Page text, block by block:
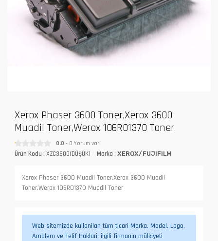
Xerox Phaser 3600 Toner,Xerox 3600
Muadil Toner,Werox 106R01370 Toner
0.0 - 0 Yorum var.
Ürün Kodu : XZC3600(DÜŞÜK) Marka : XEROX/FUJIFILM
Xerox Phaser 3600 Muadil Toner,Xerox 3600 Muadil
Toner,Werox 106R01370 Muadil Toner
Web sitemizde kullanilan tüm ticari Marka, Model, Logo,
Amblem ve Telif Haklari; ilgili firmanin mülkiyeti